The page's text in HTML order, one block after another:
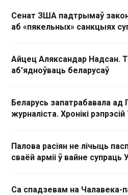
Сенат ЗША падтрымаў
аб «пякельных» санкцыях
Айцец Аляксандар Надсан.
аб'ядноўваць беларусаў
Беларусь запатрабавала
журналіста. Хронікі
Палова расіян не лічыць
сваёй арміі ў вайне супраць
Са спадзевам на Чалавека-